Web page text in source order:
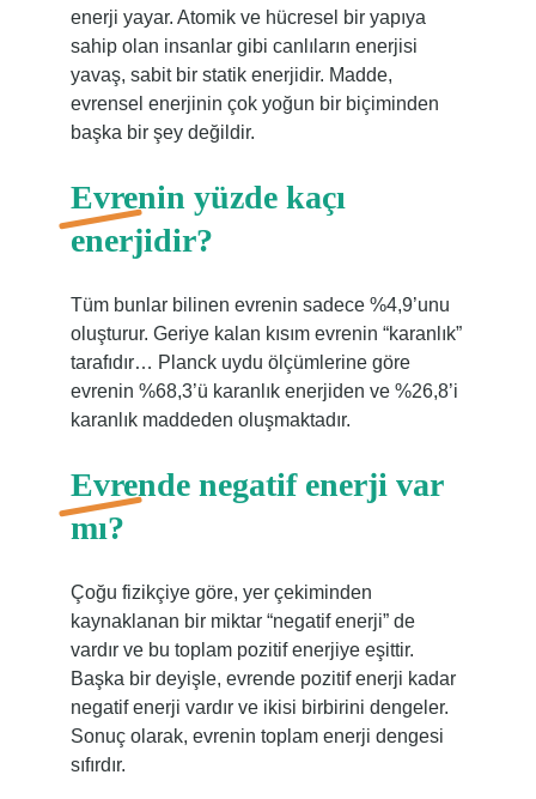
enerji yayar. Atomik ve hücresel bir yapıya
sahip olan insanlar gibi canlıların enerjisi
yavaş, sabit bir statik enerjidir. Madde,
evrensel enerjinin çok yoğun bir biçiminden
başka bir şey değildir.
Evrenin yüzde kaçı
enerjidir?
Tüm bunlar bilinen evrenin sadece %4,9’unu
oluşturur. Geriye kalan kısım evrenin “karanlık”
tarafıdır… Planck uydu ölçümlerine göre
evrenin %68,3’ü karanlık enerjiden ve %26,8’i
karanlık maddeden oluşmaktadır.
Evrende negatif enerji var
mı?
Çoğu fizikçiye göre, yer çekiminden
kaynaklanan bir miktar “negatif enerji” de
vardır ve bu toplam pozitif enerjiye eşittir.
Başka bir deyişle, evrende pozitif enerji kadar
negatif enerji vardır ve ikisi birbirini dengeler.
Sonuç olarak, evrenin toplam enerji dengesi
sıfırdır.